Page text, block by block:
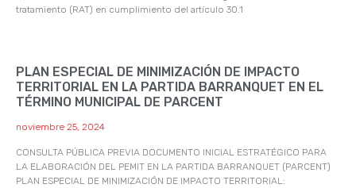
tratamiento (RAT) en cumplimiento del artículo 30.1
PLAN ESPECIAL DE MINIMIZACIÓN DE IMPACTO
TERRITORIAL EN LA PARTIDA BARRANQUET EN EL
TÉRMINO MUNICIPAL DE PARCENT
noviembre 25, 2024
CONSULTA PÚBLICA PREVIA DOCUMENTO INICIAL ESTRATÉGICO PARA
LA ELABORACIÓN DEL PEMIT EN LA PARTIDA BARRANQUET (PARCENT)
PLAN ESPECIAL DE MINIMIZACIÓN DE IMPACTO TERRITORIAL: